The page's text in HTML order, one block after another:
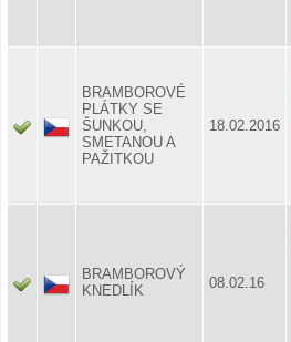
BRAMBOROVÉ
PLÁTKY SE
ŠUNKOU,
SMETANOU A
PAŽITKOU
18.02.2016
BRAMBOROVÝ
KNEDLÍK
08.02.16